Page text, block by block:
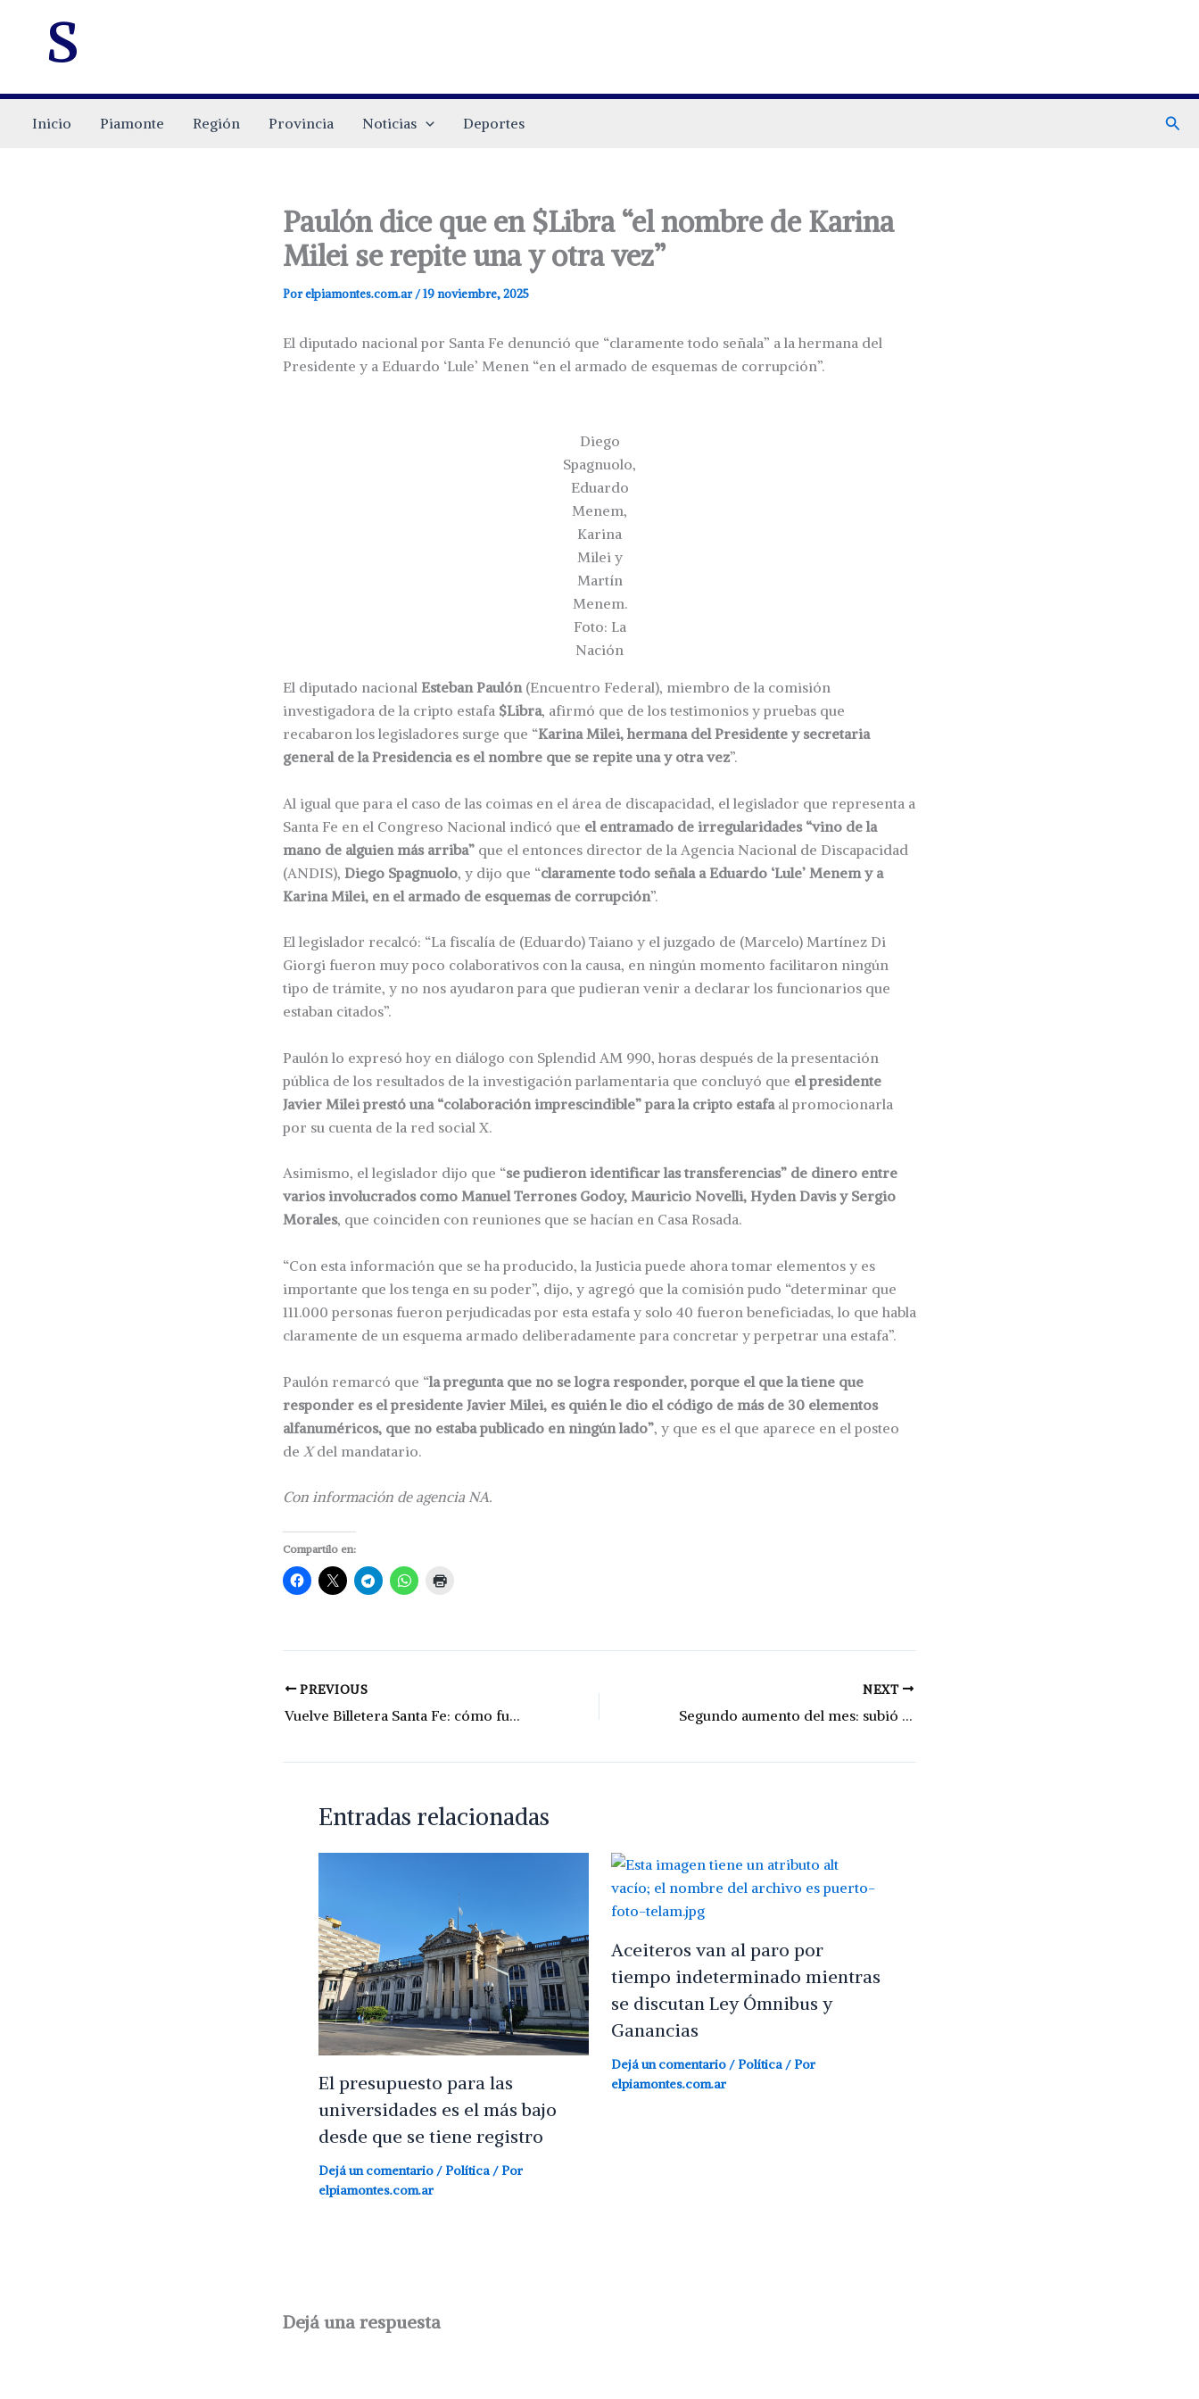
s
Inicio Piamonte Región Provincia Noticias Deportes
Paulón dice que en $Libra “el nombre de Karina
Milei se repite una y otra vez”
Porelpiamontes.com.ar/19 noviembre, 2025
El diputado nacional por Santa Fe denunció que “claramente todo señala” a la hermana del
Presidente y a Eduardo ‘Lule’ Menen “en el armado de esquemas de corrupción”.
Diego
Spagnuolo,
Eduardo
Menem,
Karina
Milei y
Martín
Menem.
Foto: La
Nación
El diputado nacional Esteban Paulón(Encuentro Federal), miembro de la comisión
investigadora de la cripto estafa $Libra, afirmó que de los testimonios y pruebas que
recabaron los legisladores surge que “Karina Milei, hermana del Presidente y secretaria
general de la Presidencia es el nombre que se repite una y otra vez”.
Al igual que para el caso de las coimas en el área de discapacidad, el legislador que representa a
Santa Fe en el Congreso Nacional indicó que el entramado de irregularidades “vino de la
mano de alguien más arriba” que el entonces director de la Agencia Nacional de Discapacidad
(ANDIS), Diego Spagnuolo, y dijo que “claramente todo señala a Eduardo ‘Lule’ Menem y a
Karina Milei, en el armado de esquemas de corrupción”.
El legislador recalcó: “La fiscalía de (Eduardo) Taiano y el juzgado de (Marcelo) Martínez Di
Giorgi fueron muy poco colaborativos con la causa, en ningún momento facilitaron ningún
tipo de trámite, y no nos ayudaron para que pudieran venir a declarar los funcionarios que
estaban citados”.
Paulón lo expresó hoy en diálogo con Splendid AM 990, horas después de la presentación
pública de los resultados de la investigación parlamentaria que concluyó que el presidente
Javier Milei prestó una “colaboración imprescindible” para la cripto estafaal promocionarla
por su cuenta de la red social X.
Asimismo, el legislador dijo que “se pudieron identificar las transferencias” de dinero entre
varios involucrados como Manuel Terrones Godoy, Mauricio Novelli, Hyden Davis y Sergio
Morales, que coinciden con reuniones que se hacían en Casa Rosada.
“Con esta información que se ha producido, la Justicia puede ahora tomar elementos y es
importante que los tenga en su poder”, dijo, y agregó que la comisión pudo “determinar que
111.000 personas fueron perjudicadas por esta estafa y solo 40 fueron beneficiadas, lo que habla
claramente de un esquema armado deliberadamente para concretar y perpetrar una estafa”.
Paulón remarcó que “la pregunta que no se logra responder, porque el que la tiene que
responder es el presidente Javier Milei, es quién le dio el código de más de 30 elementos
alfanuméricos, que no estaba publicado en ningún lado”, y que es el que aparece en el posteo
de Xdel mandatario.
Con información de agencia NA.
Compartilo en:
PREVIOUS
Vuelve Billetera Santa Fe: cómo funcionarán los reintegros
NEXT
Segundo aumento del mes: subió el precio del combustible
Entradas relacionadas
El presupuesto para las
universidades es el más bajo
desde que se tiene registro
Dejá un comentario /Política / Por
elpiamontes.com.ar
Aceiteros van al paro por
tiempo indeterminado mientras
se discutan Ley Ómnibus y
Ganancias
Dejá un comentario /Política/ Por
elpiamontes.com.ar
Dejá una respuesta